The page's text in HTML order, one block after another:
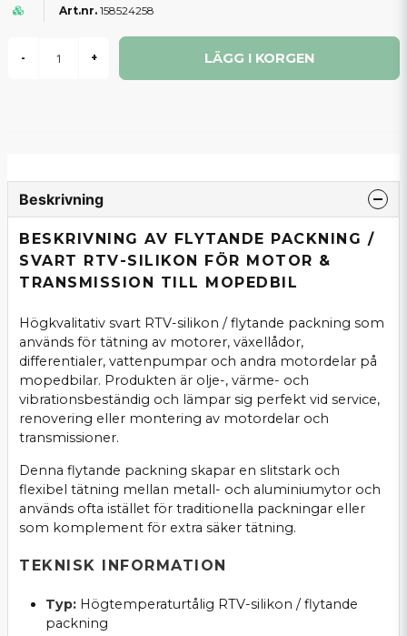
158524258
- + LÄGG I KORGEN
Beskrivning
BESKRIVNING AV FLYTANDE PACKNING /
SVART RTV-SILIKON FÖR MOTOR &
TRANSMISSION TILL MOPEDBIL
Högkvalitativ svart RTV-silikon / flytande packning som
används för tätning av motorer, växellådor,
differentialer, vattenpumpar och andra motordelar på
mopedbilar. Produkten är olje-, värme- och
vibrationsbeständig och lämpar sig perfekt vid service,
renovering eller montering av motordelar och
transmissioner.
Denna flytande packning skapar en slitstark och
flexibel tätning mellan metall- och aluminiumytor och
används ofta istället för traditionella packningar eller
som komplement för extra säker tätning.
TEKNISK INFORMATION
Typ:Högtemperaturtålig RTV-silikon / flytande
packning